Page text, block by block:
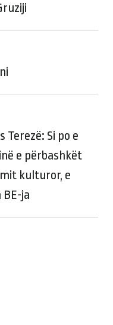
Terezë: Si po e
e përbashkët
kulturor, e
ja